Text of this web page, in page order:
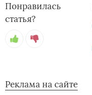
Понравилась
статья?
Реклама на сайте